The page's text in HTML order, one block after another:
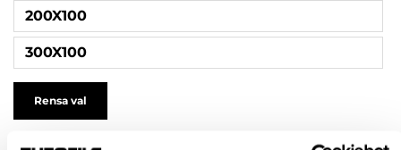
200X100
300X100
Rensa val